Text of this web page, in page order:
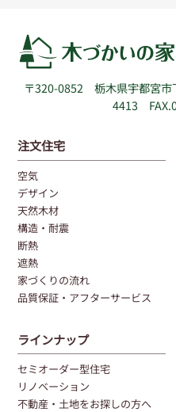
〒320-0852 栃木県宇都宮
4413
注文住宅
空気
デザイン
天然木材
構造・耐震
断熱
遮熱
家づくりの流れ
品質保証・アフターサービス
ラインナップ
セミオーダー型住宅
リノベーション
不動産・土地をお探しの方へ